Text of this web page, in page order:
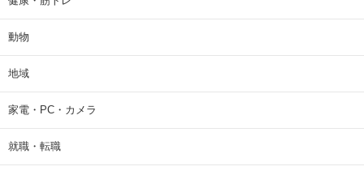
動物
地域
家電・PC・カメラ
就職・転職